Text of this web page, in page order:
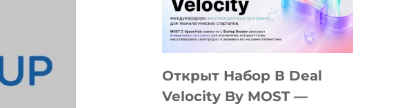
YOUTH
CAMP
ДАЛ
ПОДРОСТКАМ
БИЛЕТ
Открыт Набор В Deal
Velocity By MOST —